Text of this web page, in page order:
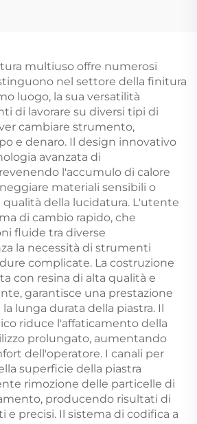
multiuso offre numerosi
nel settore della finitura
luogo, la sua versatilità
di lavorare su diversi tipi di
cambiare strumento,
e denaro. Il design innovativo
avanzata di
l'accumulo di calore
materiali sensibili o
della lucidatura. L'utente
di cambio rapido, che
fluide tra diverse
la necessità di strumenti
complicate. La costruzione
con resina di alta qualità e
garantisce una prestazione
lunga durata della piastra. Il
riduce l'affaticamento della
prolungato, aumentando
dell'operatore. I canali per
superficie della piastra
rimozione delle particelle di
producendo risultati di
e precisi. Il sistema di codifica a